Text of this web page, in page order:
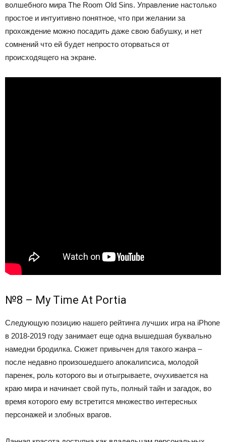
волшебного мира The Room Old Sins. Управление настолько
простое и интуитивно понятное, что при желании за
прохождение можно посадить даже свою бабушку, и нет
сомнений что ей будет непросто оторваться от
происходящего на экране.
№8 – My Time At Portia
Следующую позицию нашего рейтинга лучших игра на iPhone
в 2018-2019 году занимает еще одна вышедшая буквально
намедни бродилка. Сюжет привычен для такого жанра –
после недавно произошедшего апокалипсиса, молодой
паренек, роль которого вы и отыгрываете, очухивается на
краю мира и начинает свой путь, полный тайн и загадок, во
время которого ему встретится множество интересных
персонажей и злобных врагов.